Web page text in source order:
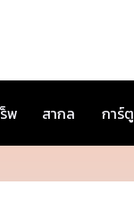
พ สากล การ์